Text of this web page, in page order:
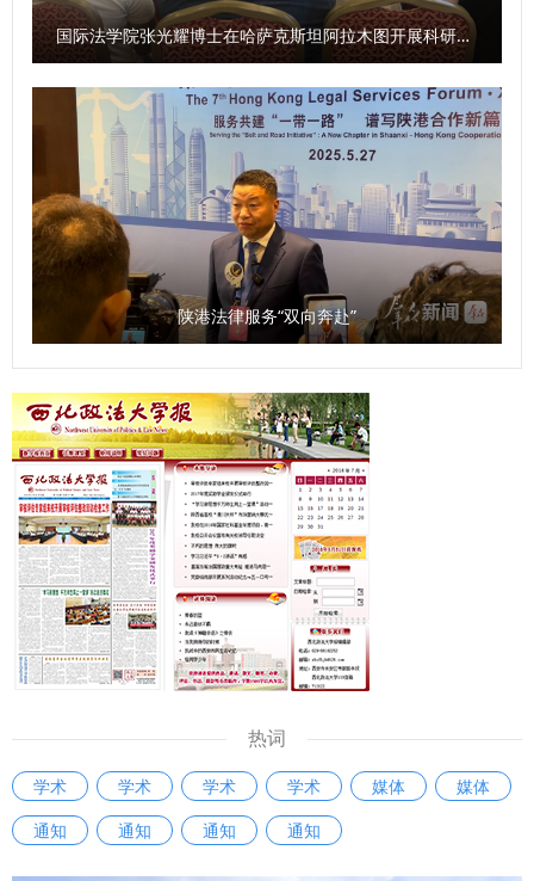
非洲研究院、北大法宝西安分公司等单位的主要负责人和学生
共计140余人参加会议。 （供稿：刑事法学院 撰稿：高晓伟
审核：孙学龙）
围绕地方经济社会发展，在课题发布、学术研究方面聚焦延安
精神、照金精神、西迁精神开展工作；将聚焦陕西社会科学有
生力量，组建社科大军，不断扩大陕西省哲学社会科学研究中
心的学术影响力，建设服务地方经济社会发展的高端新型智
库，为地方经济社会发展贡献力量。 问：《条例》规定，本
省加强哲学社会科学科研诚信工作，建立健全教育引导、监督
惩治职责明确、高效协同的科研诚信管理体系。您如何看待这
一规定？ 袁祖社：学术诚信是十分关键的问题，是学术研究
的根本。学者在进行学术研究过程中，必须增强学术自律。学
术诚信的问题目前不仅存在于大学，也存在于一些研究机构。
问题也应该得到重视。《条例》的出台释放了信号，即哲学社
会科学研究成果的权益需要被重视。如果学者的知识产权无法
得到有效保护，必然会滋生造假现象。应该明确学术成果归
属、使用权限、收益分配等标准，加强对学术期刊、数据库平
台的监管，避免变相侵占作者权益，引导社科工作者增强维权
意识。 问：《条例》出台将产生哪些积极影响？ 马朝琦：
《条例》将会在三个方面产生积极影响。 一是进一步完善我
省哲学社会科学发展的体制机制，推动系统运行高效顺畅。
《条例》坚持党的全面领导推动哲学社会科学工作的根本要
求，进一步理顺我省哲学社会科学工作的领导体制和运行机
制，有利于相关部门在推动哲学社会科学工作高质量发展中凝
会科学发展的基本方位，推动工作实施增效提质。《条例》坚
持立足陕西实际形成陕西标识的重要要求，通过明确优化学
手通过随机抽题的方式，围绕模拟设置的各类问题提出解决思
路和具体举措，充分展现了学校科级干部良好的工作作风和过
硬的素质能力。经过三个环节的激烈角逐，最终，李伟弟、刘
洋荣获一等奖，崔梁凡等4位同志荣获二等奖，邵大壮等6位同
志荣获三等奖，吴亢等10位同志荣获优秀奖。 9月30日，大
赛颁奖仪式在长安校区校务楼二楼报告厅举行。校党委副书记
郭武军作总结讲话。他强调，全体科级干部要进一步强化理论
学习，提高系统学习与思考的能力；要树立正确的政绩观，把
服务师生作为成长根基与价值追求；要以“务实、担当、创
新”的优良作风，认真履职尽责，为推动学校事业高质量发展
贡献力量。 参赛选手潘龙说，“能在强手如林的比赛中获奖，
我倍感荣幸。这次经历让我深刻体会到，‘能写、会说、善思、
肯干’不仅是比赛要求，更是做好教学管理服务工作的基石。我
将把这份收获带回一线，继续当好连接师生、保障教学的‘螺丝
钉’，在平凡的岗位上为学校事业发展贡献自己全部的力量”。
以赛提能，锻造素质过硬干部队伍 本次比赛是加强学校干部
队伍建设的有力举措，也是推动广大干部大学习、大练兵、大
比武的重要手段，为全体科级干部搭建了学习、交流和展示的
舞台，全面检验了科级干部的理论素养、专业能力与综合素
质，有效激发了广大干部干事创业、争先创优的工作热情。
参赛选手汤强说：“此次科级干部素质能力大赛，对我而言是
一次难得的能力锻炼与自我审视契机。让我清晰看到了自己的
知识盲区和能力短板。我将以此次比赛为新起点，立足工作实
际查漏补缺，加强学习、努力工作，以更好的精神状态和能力
水平履职尽责。” “我深深感受到，这不仅仅是一场比赛，更是
国际法学院张光耀博士在哈萨克斯坦阿拉木图开展科研与社会服务活动
陕港法律服务“双向奔赴”
热词
学术 学术 学术 学术 媒体
媒体
通知
通知 通知 通知